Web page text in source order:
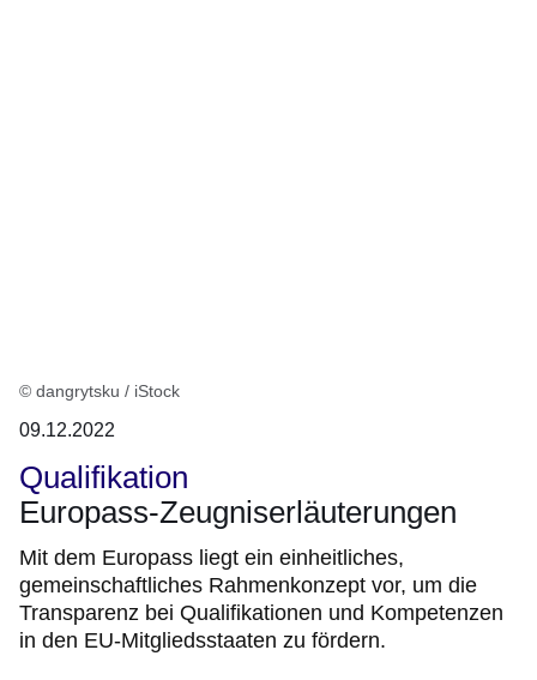
© dangrytsku / iStock
09.12.2022
Qualifikation
Europass-Zeugniserläuterungen
Mit dem Europass liegt ein einheitliches,
gemeinschaftliches Rahmenkonzept vor, um die
Transparenz bei Qualifikationen und Kompetenzen
in den EU-Mitgliedsstaaten zu fördern.